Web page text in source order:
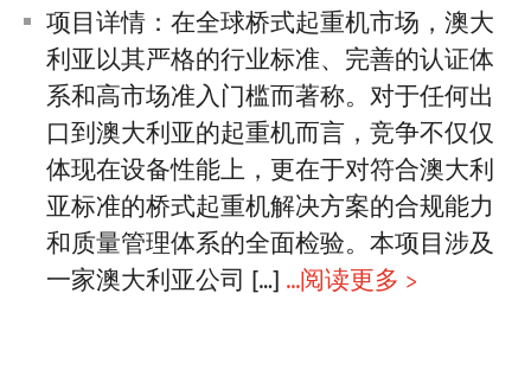
项目详情：在全球桥式起重机市场，澳大
利亚以其严格的行业标准、完善的认证体
系和高市场准入门槛而著称。对于任何出
口到澳大利亚的起重机而言，竞争不仅仅
体现在设备性能上，更在于对符合澳大利
亚标准的桥式起重机解决方案的合规能力
和质量管理体系的全面检验。本项目涉及
一家澳大利亚公司 […] ...阅读更多 >